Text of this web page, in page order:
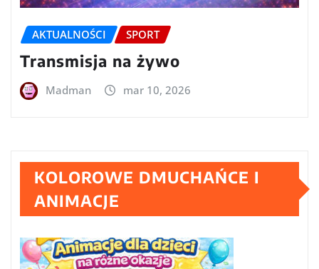
AKTUALNOŚCI SPORT
Transmisja na żywo
Madman mar 10, 2026
KOLOROWE DMUCHAŃCE I
ANIMACJE